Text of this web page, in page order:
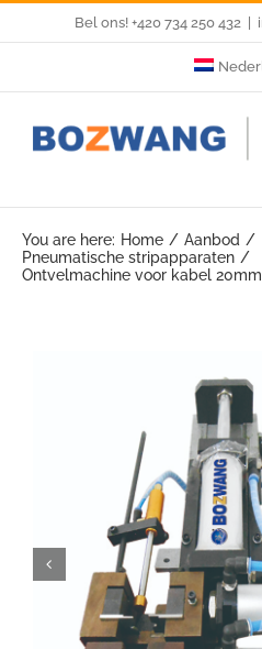
content
Bel ons! +420 734 250 432
You are here: Home
Aanbod
Pneumatische stripapparaten
Ontvelmachine voor kabel